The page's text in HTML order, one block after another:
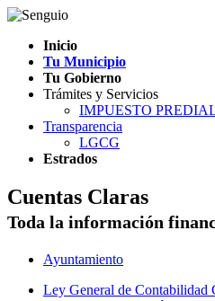
Inicio
Tu Municipio
Tu Gobierno
Trámites y Servicios
IMPUESTO
Transparencia
LGCG
Estrados
Cuentas Claras
Toda la información
Ayuntamiento
Ley General de Contabilidad